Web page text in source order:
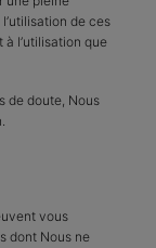
de ces
à l’utilisation que
de doute, Nous
vous
dont Nous ne